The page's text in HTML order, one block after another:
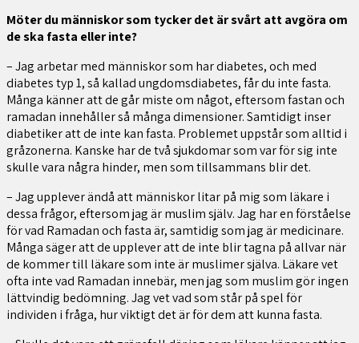
Möter du människor som tycker det är svårt att avgöra om
de ska fasta eller inte?
– Jag arbetar med människor som har diabetes, och med
diabetes typ 1, så kallad ungdomsdiabetes, får du inte fasta.
Många känner att de går miste om något, eftersom fastan och
ramadan innehåller så många dimensioner. Samtidigt inser
diabetiker att de inte kan fasta. Problemet uppstår som alltid i
gråzonerna. Kanske har de två sjukdomar som var för sig inte
skulle vara några hinder, men som tillsammans blir det.
– Jag upplever ändå att människor litar på mig som läkare i
dessa frågor, eftersom jag är muslim själv. Jag har en förståelse
för vad Ramadan och fasta är, samtidig som jag är medicinare.
Många säger att de upplever att de inte blir tagna på allvar när
de kommer till läkare som inte är muslimer själva. Läkare vet
ofta inte vad Ramadan innebär, men jag som muslim gör ingen
lättvindig bedömning. Jag vet vad som står på spel för
individen i fråga, hur viktigt det är för dem att kunna fasta.